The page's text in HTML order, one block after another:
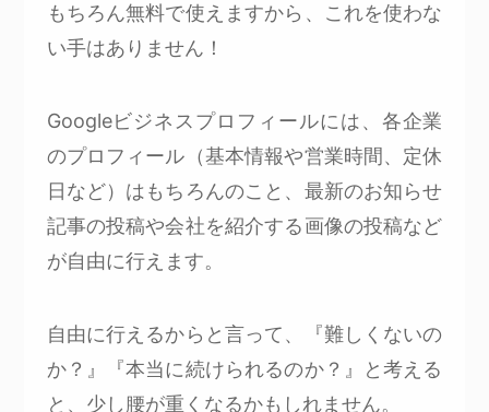
もちろん無料で使えますから、これを使わな
い手はありません！
Googleビジネスプロフィールには、各企業
のプロフィール（基本情報や営業時間、定休
日など）はもちろんのこと、最新のお知らせ
記事の投稿や会社を紹介する画像の投稿など
が自由に行えます。
自由に行えるからと言って、『難しくないの
か？』『本当に続けられるのか？』と考える
と、少し腰が重くなるかもしれません。